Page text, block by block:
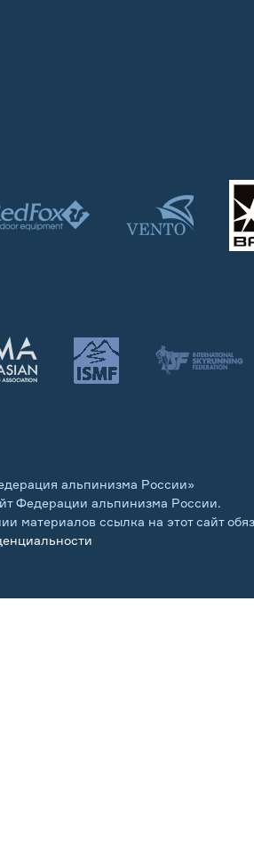
альпинизма России»
Федерации альпинизма России.
материалов ссылка на этот сайт